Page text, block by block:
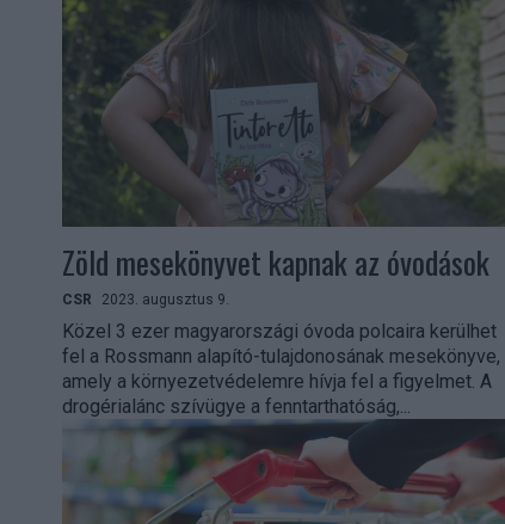
Zöld mesekönyvet kapnak az óvodások
CSR 2023. augusztus 9.
Közel 3 ezer magyarországi óvoda polcaira kerülhet
fel a Rossmann alapító-tulajdonosának mesekönyve,
amely a környezetvédelemre hívja fel a figyelmet. A
drogérialánc szívügye a fenntarthatóság,...